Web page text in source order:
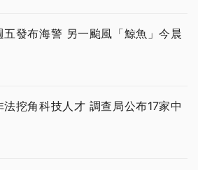
五發布海警 另一颱風「鯨魚」今晨
挖角科技人才 調查局公布17家中